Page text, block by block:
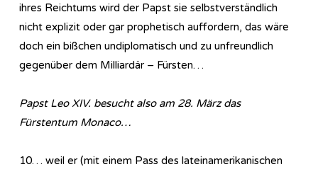
ihres Reichtums wird der Papst sie selbstverständlich
nicht explizit oder gar prophetisch auffordern, das wäre
doch ein bißchen undiplomatisch und zu unfreundlich
gegenüber dem Milliardär – Fürsten…
Papst Leo XIV. besucht also am 28. März das
Fürstentum Monaco…
10… weil er (mit einem Pass des lateinamerikanischen